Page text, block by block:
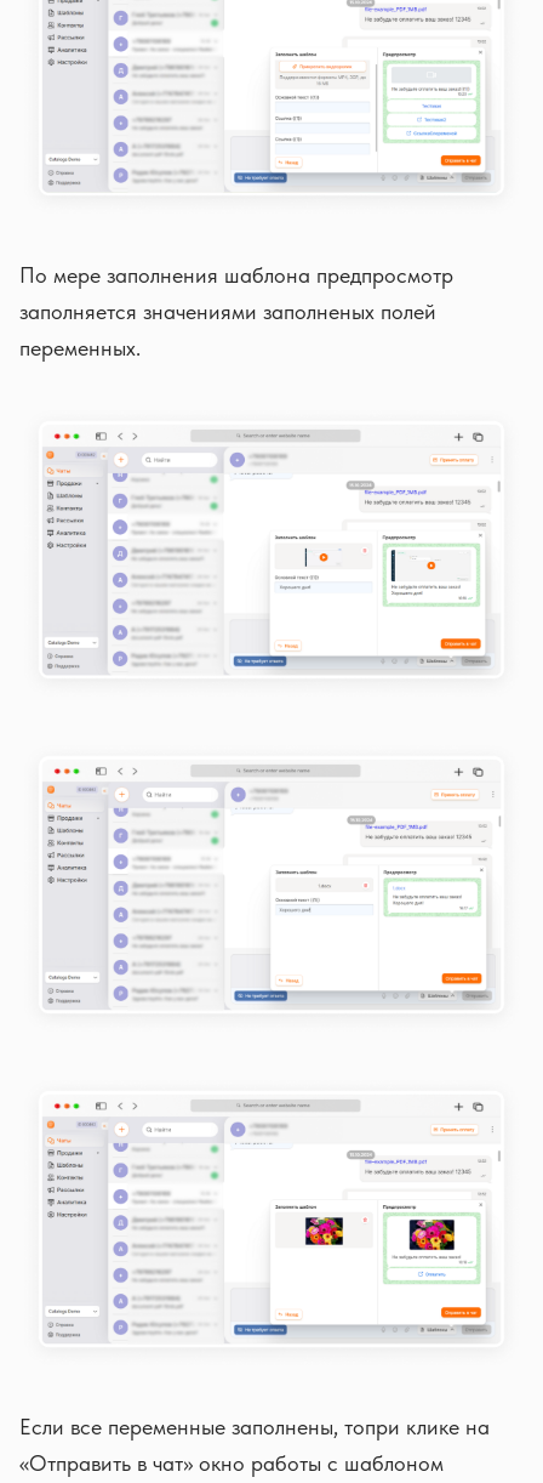
По мере заполнения шаблона предпросмотр
заполняется значениями заполненых полей
переменных.
Если все переменные заполнены, топри клике на
«Отправить в чат» окно работы с шаблоном